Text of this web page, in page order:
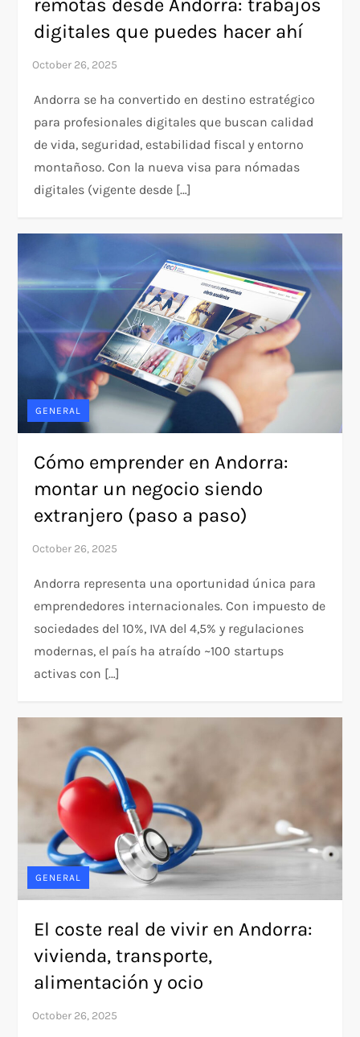
remotas desde Andorra: trabajos
digitales que puedes hacer ahí
Andorra se ha convertido en destino estratégico
para profesionales digitales que buscan calidad
de vida, seguridad, estabilidad fiscal y entorno
montañoso. Con la nueva visa para nómadas
digitales (vigente desde […]
GENERAL
Cómo emprender en Andorra:
montar un negocio siendo
extranjero (paso a paso)
Andorra representa una oportunidad única para
emprendedores internacionales. Con impuesto de
sociedades del 10%, IVA del 4,5% y regulaciones
modernas, el país ha atraído ~100 startups
activas con […]
GENERAL
El coste real de vivir en Andorra:
vivienda, transporte,
alimentación y ocio